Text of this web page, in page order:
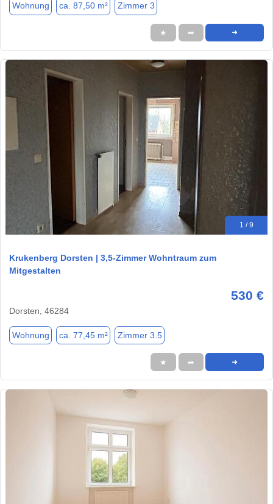
Wohnung ca. 87,50 m² Zimmer 3
★ ➦ ➜
1 / 9
Krukenberg Dorsten | 3,5-Zimmer Wohntraum zum
Mitgestalten
530 €
Dorsten, 46284
Wohnung ca. 77,45 m² Zimmer 3.5
★ ➦ ➜